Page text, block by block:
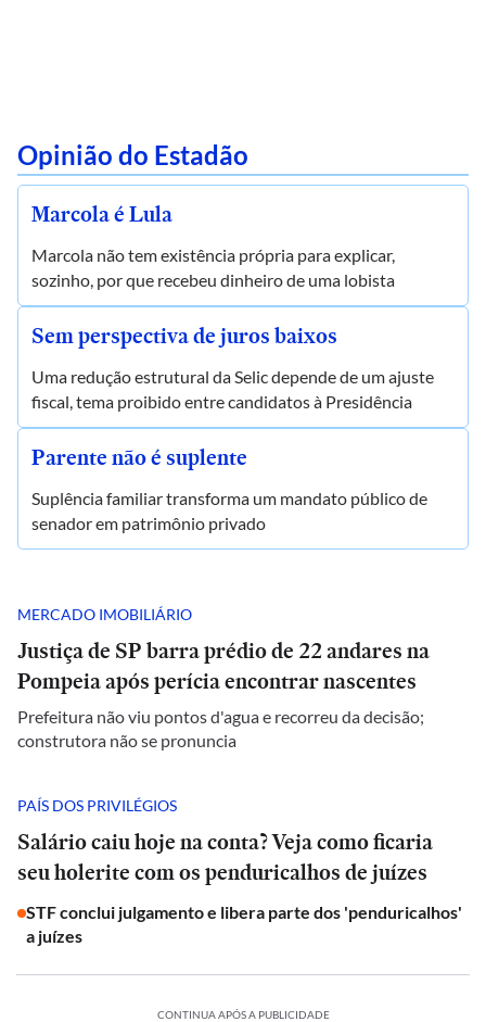
Opinião do Estadão
Marcola é Lula
Marcola não tem existência própria para explicar,
sozinho, por que recebeu dinheiro de uma lobista
Sem perspectiva de juros baixos
Uma redução estrutural da Selic depende de um ajuste
fiscal, tema proibido entre candidatos à Presidência
Parente não é suplente
Suplência familiar transforma um mandato público de
senador em patrimônio privado
MERCADO IMOBILIÁRIO
Justiça de SP barra prédio de 22 andares na
Pompeia após perícia encontrar nascentes
Prefeitura não viu pontos d'agua e recorreu da decisão;
construtora não se pronuncia
PAÍS DOS PRIVILÉGIOS
Salário caiu hoje na conta? Veja como ficaria
seu holerite com os penduricalhos de juízes
STF conclui julgamento e libera parte dos 'penduricalhos'
a juízes
CONTINUA APÓS A PUBLICIDADE